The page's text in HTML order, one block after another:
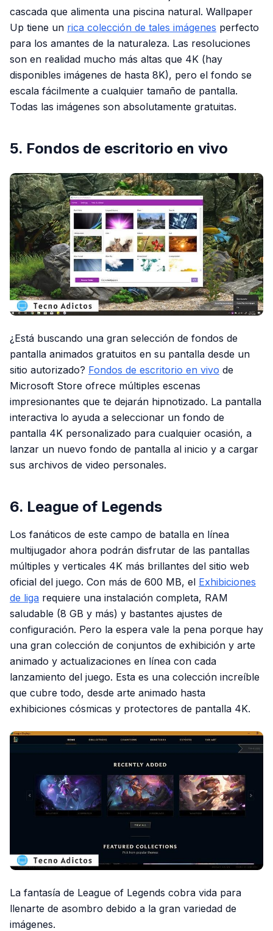
cascada que alimenta una piscina natural. Wallpaper
Up tiene un rica colección de tales imágenes perfecto
para los amantes de la naturaleza. Las resoluciones
son en realidad mucho más altas que 4K (hay
disponibles imágenes de hasta 8K), pero el fondo se
escala fácilmente a cualquier tamaño de pantalla.
Todas las imágenes son absolutamente gratuitas.
5. Fondos de escritorio en vivo
¿Está buscando una gran selección de fondos de
pantalla animados gratuitos en su pantalla desde un
sitio autorizado? Fondos de escritorio en vivo de
Microsoft Store ofrece múltiples escenas
impresionantes que te dejarán hipnotizado. La pantalla
interactiva lo ayuda a seleccionar un fondo de
pantalla 4K personalizado para cualquier ocasión, a
lanzar un nuevo fondo de pantalla al inicio y a cargar
sus archivos de video personales.
6. League of Legends
Los fanáticos de este campo de batalla en línea
multijugador ahora podrán disfrutar de las pantallas
múltiples y verticales 4K más brillantes del sitio web
oficial del juego. Con más de 600 MB, el Exhibiciones
de liga requiere una instalación completa, RAM
saludable (8 GB y más) y bastantes ajustes de
configuración. Pero la espera vale la pena porque hay
una gran colección de conjuntos de exhibición y arte
animado y actualizaciones en línea con cada
lanzamiento del juego. Esta es una colección increíble
que cubre todo, desde arte animado hasta
exhibiciones cósmicas y protectores de pantalla 4K.
La fantasía de League of Legends cobra vida para
llenarte de asombro debido a la gran variedad de
imágenes.